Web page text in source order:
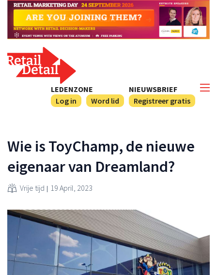
NIEUWSBRIEF
Registreer gratis
LEDENZONE
Log in
Word lid
Wie is ToyChamp, de nieuwe
eigenaar van Dreamland?
Vrije tijd 19 April, 2023